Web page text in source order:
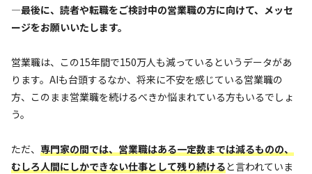
—最後に、読者や転職をご検討中の営業職の方に向けて、メッセ
ージをお願いいたします。
営業職は、この15年間で150万人も減っているというデータがあ
ります。AIも台頭するなか、将来に不安を感じている営業職の
方、このまま営業職を続けるべきか悩まれている方もいるでしょ
う。
ただ、 専門家の間では、営業職はある一定数までは減るものの、
むしろ人間にしかできない仕事として残り続けると言われていま